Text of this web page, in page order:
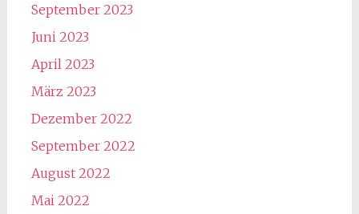
September 2023
Juni 2023
April 2023
März 2023
Dezember 2022
September 2022
August 2022
Mai 2022